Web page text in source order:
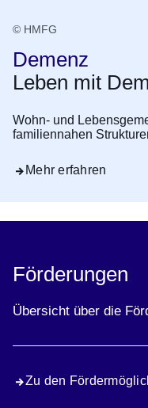
© HMFG
Demenz
Leben mit
Wohn- und
familiennahen
Mehr erfahren
Förderungen
Übersicht über die
Zu den